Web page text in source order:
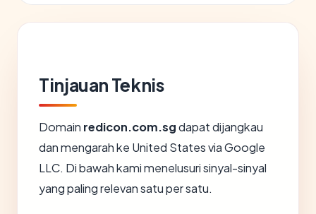
Tinjauan Teknis
Domain redicon.com.sgdapat dijangkau
dan mengarah ke United States via Google
LLC. Di bawah kami menelusuri sinyal-sinyal
yang paling relevan satu per satu.